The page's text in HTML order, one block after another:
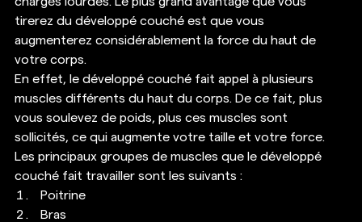
tirerez du développé couché est que vous
augmenterez considérablement la force du haut de
votre corps.
En effet, le développé couché fait appel à plusieurs
muscles différents du haut du corps. De ce fait, plus
vous soulevez de poids, plus ces muscles sont
sollicités, ce qui augmente votre taille et votre force.
Les principaux groupes de muscles que le développé
couché fait travailler sont les suivants :
Poitrine
Bras